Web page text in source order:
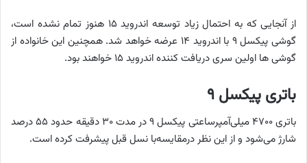
از آنجایی که به احتمال زیاد توسعه اندروید ۱۵ هنوز تمام نشده است،
گوشی پیکسل ۹ با اندروید ۱۴ عرضه خواهد شد. همچنین این خانواده از
گوشی ها اولین سری دریافت کننده اندروید ۱۵ خواهند بود.
باتری پیکسل ۹
باتری ۴۷۰۰ میلی‌آمپرساعتی پیکسل ۹ در مدت ۳۰ دقیقه حدود ۵۵ درصد
شارژ می‌شود و از این نظر درمقایسه‌با نسل قبل پیشرفت کرده است.